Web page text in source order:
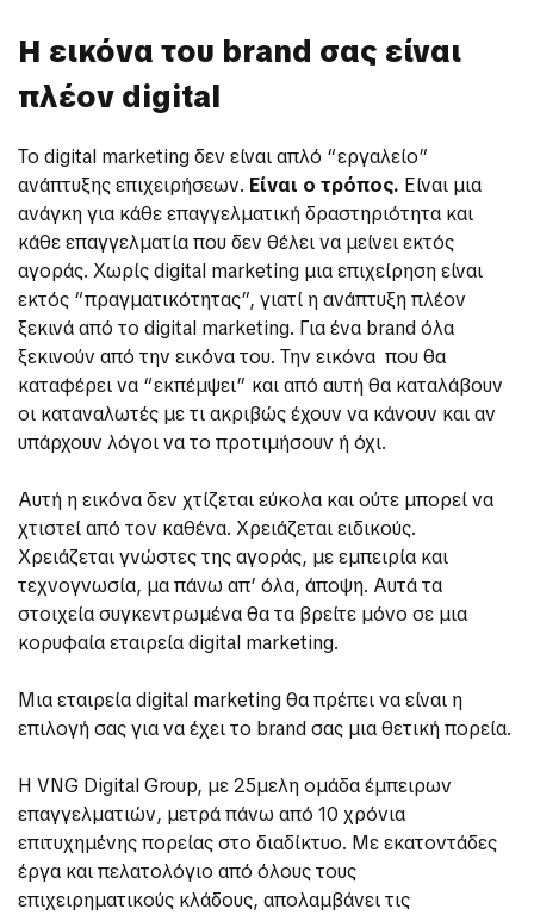
Η εικόνα του brand σας είναι
πλέον digital
Το digital marketing δεν είναι απλό “εργαλείο”
ανάπτυξης επιχειρήσεων. Είναι ο τρόπος. Είναι μια
ανάγκη για κάθε επαγγελματική δραστηριότητα και
κάθε επαγγελματία που δεν θέλει να μείνει εκτός
αγοράς. Χωρίς digital marketing μια επιχείρηση είναι
εκτός “πραγματικότητας”, γιατί η ανάπτυξη πλέον
ξεκινά από το digital marketing. Για ένα brand όλα
ξεκινούν από την εικόνα του. Την εικόνα που θα
καταφέρει να “εκπέμψει” και από αυτή θα καταλάβουν
οι καταναλωτές με τι ακριβώς έχουν να κάνουν και αν
υπάρχουν λόγοι να το προτιμήσουν ή όχι.
Αυτή η εικόνα δεν χτίζεται εύκολα και ούτε μπορεί να
χτιστεί από τον καθένα. Χρειάζεται ειδικούς.
Χρειάζεται γνώστες της αγοράς, με εμπειρία και
τεχνογνωσία, μα πάνω απ’ όλα, άποψη. Αυτά τα
στοιχεία συγκεντρωμένα θα τα βρείτε μόνο σε μια
κορυφαία εταιρεία digital marketing.
Μια εταιρεία digital marketing θα πρέπει να είναι η
επιλογή σας για να έχει το brand σας μια θετική πορεία.
Η VNG Digital Group, με 25μελη ομάδα έμπειρων
επαγγελματιών, μετρά πάνω από 10 χρόνια
επιτυχημένης πορείας στο διαδίκτυο. Με εκατοντάδες
έργα και πελατολόγιο από όλους τους
επιχειρηματικούς κλάδους, απολαμβάνει τις